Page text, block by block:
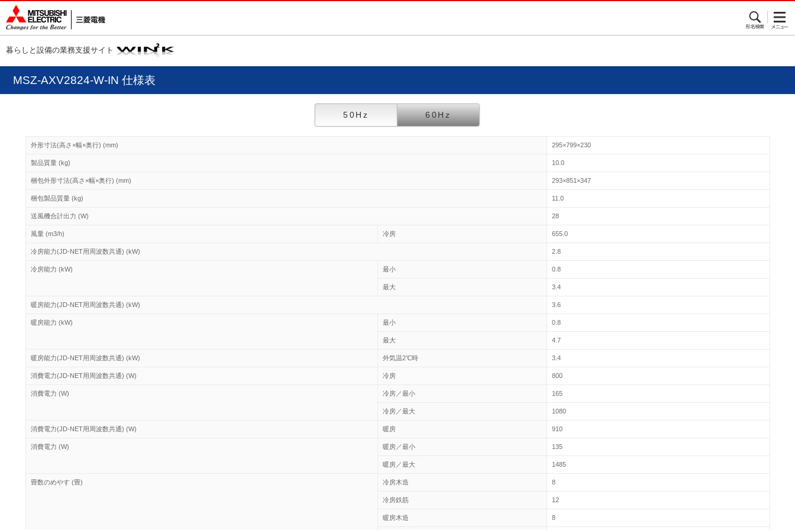
暮らしと設備の業務支援サイト
MSZ-AXV2824-W-IN 仕様表
50Hz 60Hz
外形寸法(高さ×幅×奥行) (mm) 295×799×230
製品質量 (kg) 10.0
梱包外形寸法(高さ×幅×奥行) (mm) 293×851×347
梱包製品質量 (kg) 11.0
送風機合計出力 (W) 28
風量 (m3/h) 冷房 655.0
冷房能力(JD-NET用周波数共通) (kW) 2.8
冷房能力 (kW) 最小 0.8
最大 3.4
暖房能力(JD-NET用周波数共通) (kW) 3.6
暖房能力 (kW) 最小 0.8
最大 4.7
暖房能力(JD-NET用周波数共通) (kW) 外気温2℃時 3.4
消費電力(JD-NET用周波数共通) (W) 冷房 800
消費電力 (W) 冷房／最小 165
冷房／最大 1080
消費電力(JD-NET用周波数共通) (W) 暖房 910
消費電力 (W) 暖房／最小 135
暖房／最大 1485
畳数のめやす (畳) 冷房木造 8
冷房鉄筋 12
暖房木造 8